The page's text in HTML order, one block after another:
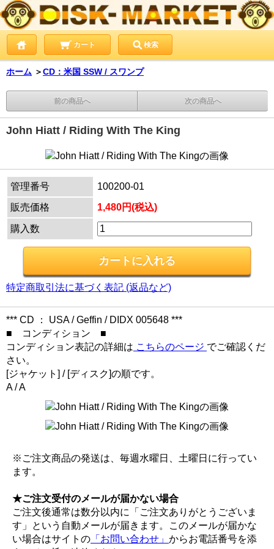
カート 検索
ホーム ＞CD：米国 SSW / スワンプ
前の商品へ 次の商品へ
John Hiatt / Riding With The King
管理番号
100200-01
販売価格
1,480円(税込)
購入数
特定商取引法に基づく表記 (返品など)
*** CD ： USA / Geffin / DIDX 005648 ***
■ コンディション ■
コンディション表記の詳細は こちらのページ でご確認くだ
さい。
[ジャケット] / [ディスク]の順です。
A / A
※ご注文商品の発送は、毎週水曜日、土曜日に行ってい
ます。
★ご注文受付のメールが届かない場合
ご注文後通常は数分以内に「ご注文ありがとうございま
す」という自動メールが届きます。このメールが届かな
い場合はサイトの 「お問い合わせ」 からお電話番号を添